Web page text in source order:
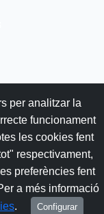
per analitzar la
funcionament
les cookies fent
respectivament,
preferències fent
a més informació
. Configurar